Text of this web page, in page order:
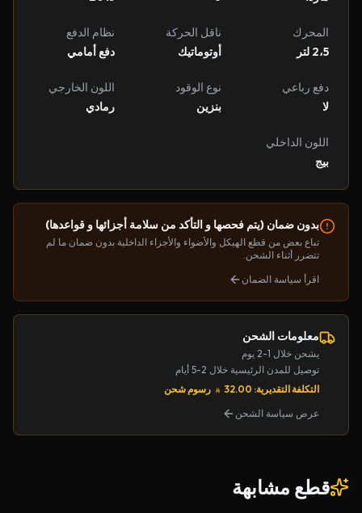
المحرك
2،5 لتر
ناقل الحركة
أوتوماتيك
نظام الدفع
دفع أمامي
دفع رباعي
لا
نوع الوقود
بنزين
اللون الخارجي
رمادي
اللون الداخلي
بيج
بدون ضمان (يتم فحصها و التأكد من سلامة أجزائها و قواعدها)
تباع بعض من قطع الهيكل والأضواء والأجزاء الداخلية بدون ضمان ما لم
تتضرر أثناء الشحن.
اقرأ سياسة الضمان
معلومات الشحن
يشحن خلال 1-2 يوم
توصيل للمدن الرئيسية خلال 2-5 أيام
التكلفة التقديرية: 32.00
رسوم شحن
عرض سياسة الشحن
قطع مشابهة